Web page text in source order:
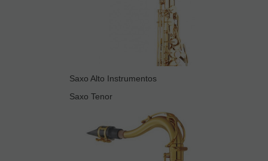
Saxo Alto Instrumentos
Saxo Tenor